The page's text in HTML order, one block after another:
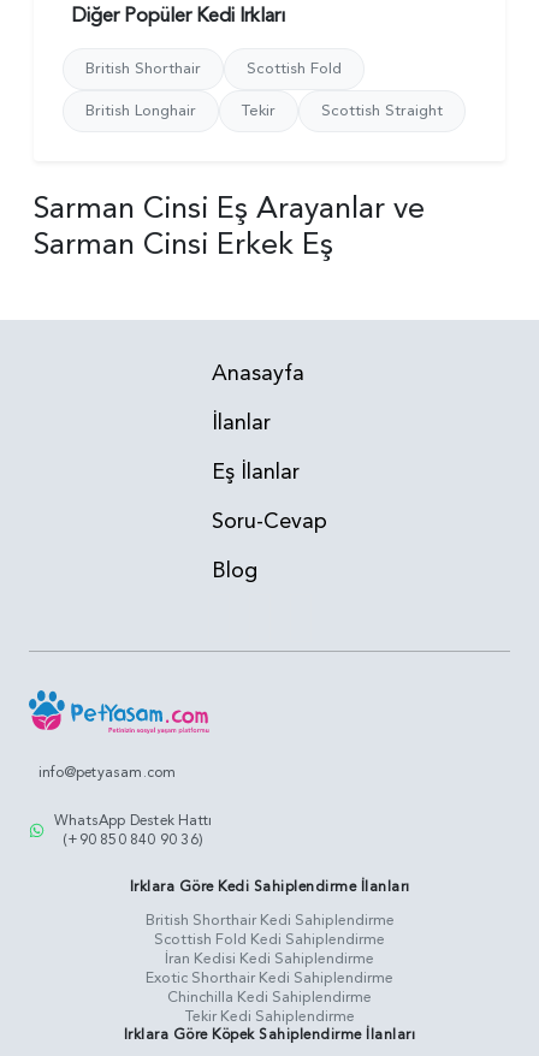
Diğer Popüler Kedi Irkları
British Shorthair
Scottish Fold
British Longhair
Tekir Scottish Straight
Sarman Cinsi Eş Arayanlar ve
Sarman Cinsi Erkek Eş
Anasayfa
İlanlar
Eş İlanlar
Soru-Cevap
Blog
info@petyasam.com
WhatsApp Destek Hattı
(+90 850 840 90 36)
Irklara Göre Kedi Sahiplendirme İlanları
British Shorthair Kedi Sahiplendirme
Scottish Fold Kedi Sahiplendirme
İran Kedisi Kedi Sahiplendirme
Exotic Shorthair Kedi Sahiplendirme
Chinchilla Kedi Sahiplendirme
Tekir Kedi Sahiplendirme
Irklara Göre Köpek Sahiplendirme İlanları